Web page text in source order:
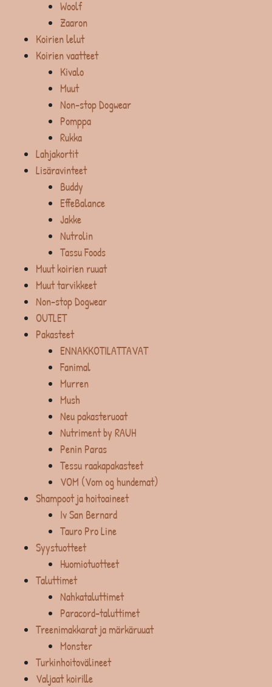
Woolf
Zaaron
Koirien lelut
Koirien vaatteet
Kivalo
Muut
Non-stop Dogwear
Pomppa
Rukka
Lahjakortit
Lisäravinteet
Buddy
EffeBalance
Jakke
Nutrolin
Tassu Foods
Muut koirien ruuat
Muut tarvikkeet
Non-stop Dogwear
OUTLET
Pakasteet
ENNAKKOTILATTAVAT
Fanimal
Murren
Mush
Neu pakasteruoat
Nutriment by RAUH
Penin Paras
Tessu raakapakasteet
VOM (Vom og hundemat)
Shampoot ja hoitoaineet
Iv San Bernard
Tauro Pro Line
Syystuotteet
Huomiotuotteet
Taluttimet
Nahkataluttimet
Paracord-taluttimet
Treenimakkarat ja märkäruuat
Monster
Turkinhoitovälineet
Valjaat koirille